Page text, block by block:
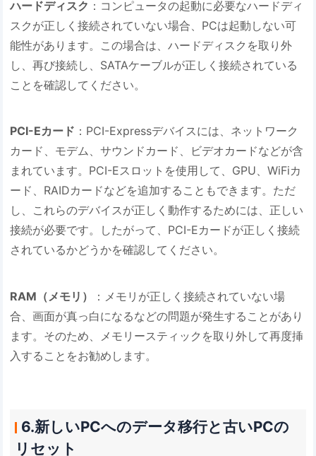
ハードディスク ：コンピュータの起動に必要なハードディ
スクが正しく接続されていない場合、PCは起動しない可
能性があります。この場合は、ハードディスクを取り外
し、再び接続し、SATAケーブルが正しく接続されている
ことを確認してください。
PCI-Eカード ：PCI-Expressデバイスには、ネットワーク
カード、モデム、サウンドカード、ビデオカードなどが含
まれています。PCI-Eスロットを使用して、GPU、WiFiカ
ード、RAIDカードなどを追加することもできます。ただ
し、これらのデバイスが正しく動作するためには、正しい
接続が必要です。したがって、PCI-Eカードが正しく接続
されているかどうかを確認してください。
RAM（メモリ）
：メモリが正しく接続されていない場
合、画面が真っ白になるなどの問題が発生することがあり
ます。そのため、メモリースティックを取り外して再度挿
入することをお勧めします。
6.新しいPCへのデータ移行と古いPCの
リセット